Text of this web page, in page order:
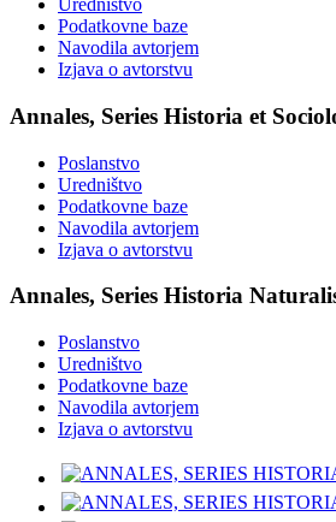
Uredništvo
Podatkovne baze
Navodila avtorjem
Izjava o avtorstvu
Annales, Series Historia et
Poslanstvo
Uredništvo
Podatkovne baze
Navodila avtorjem
Izjava o avtorstvu
Annales, Series Historia
Poslanstvo
Uredništvo
Podatkovne baze
Navodila avtorjem
Izjava o avtorstvu